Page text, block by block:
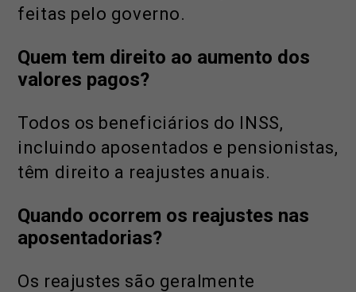
feitas pelo governo.
Quem tem direito ao aumento dos
valores pagos?
Todos os beneficiários do INSS,
incluindo aposentados e pensionistas,
têm direito a reajustes anuais.
Quando ocorrem os reajustes nas
aposentadorias?
Os reajustes são geralmente